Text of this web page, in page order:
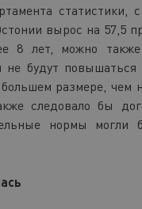
статистики,
вырос на 57,5
8 лет, можно также
будут повышаться
размере, чем
следовало бы
нормы могли